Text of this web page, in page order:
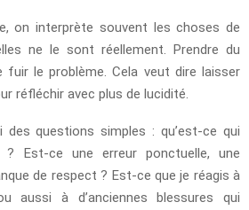
on interprète souvent les choses de
ne le sont réellement. Prendre du
le problème. Cela veut dire laisser
réfléchir avec plus de lucidité.
questions simples : qu’est-ce qui
? Est-ce une erreur ponctuelle, une
de respect ? Est-ce que je réagis à
aussi à d’anciennes blessures qui